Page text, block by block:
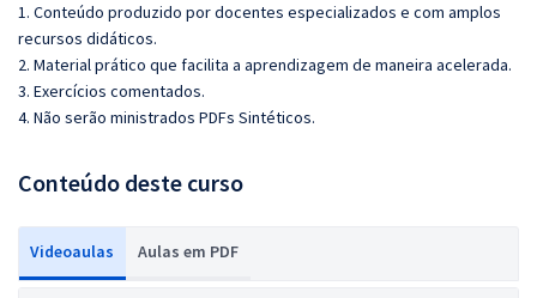
1. Conteúdo produzido por docentes especializados e com amplos
recursos didáticos.
2. Material prático que facilita a aprendizagem de maneira acelerada.
3. Exercícios comentados.
4. Não serão ministrados PDFs Sintéticos.
Conteúdo deste curso
Videoaulas Aulas em PDF